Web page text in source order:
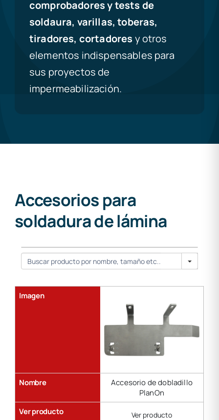
comprobadores y tests de
soldaura, varillas, toberas,
tiradores, cortadores y otros
elementos indispensables para
sus proyectos de
impermeabilización.
Accesorios para
soldadura de lámina
Gama
de
soldadura
Search
Imagen
Nombre
Accesorio de dobladillo
PlanOn
Ver producto
Ver producto